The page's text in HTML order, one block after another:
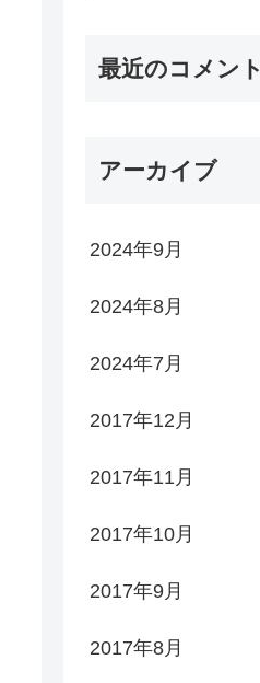
最近のコメント
アーカイブ
2024年9月
2024年8月
2024年7月
2017年12月
2017年11月
2017年10月
2017年9月
2017年8月